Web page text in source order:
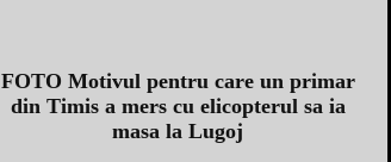
FOTO Motivul pentru care un primar
din Timis a mers cu elicopterul sa ia
masa la Lugoj